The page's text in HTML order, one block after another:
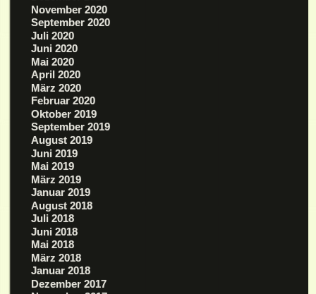
November 2020
September 2020
Juli 2020
Juni 2020
Mai 2020
April 2020
März 2020
Februar 2020
Oktober 2019
September 2019
August 2019
Juni 2019
Mai 2019
März 2019
Januar 2019
August 2018
Juli 2018
Juni 2018
Mai 2018
März 2018
Januar 2018
Dezember 2017